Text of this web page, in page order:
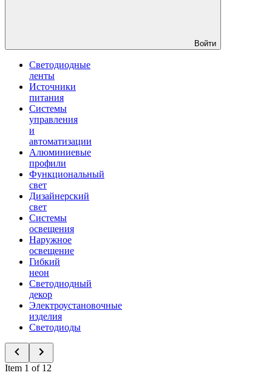
Войти
Светодиодные
ленты
Источники
питания
Системы
управления
и
автоматизации
Алюминиевые
профили
Функциональный
свет
Дизайнерский
свет
Системы
освещения
Наружное
освещение
Гибкий
неон
Светодиодный
декор
Электроустановочные
изделия
Светодиоды
Item 1 of 12